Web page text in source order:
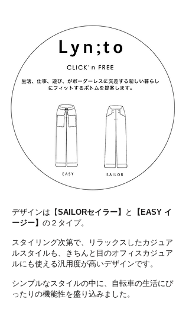
デザインは【SAILORセイラー】 と
【EASY イ
ージー】 の２タイプ。
スタイリング次第で、リラックスしたカジュア
ルスタイルも、きちんと目のオフィスカジュア
ルにも使える汎用度が高いデザインです。
​シンプルなスタイルの中に、自転車の生活にぴ
ったりの機能性を盛り込みました。